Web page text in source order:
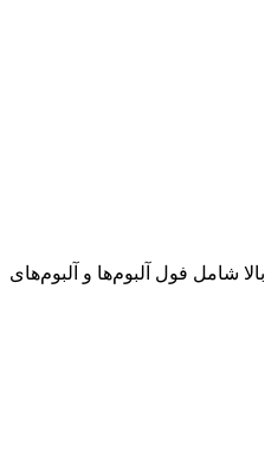
شامل فول آلبوم‌ها و آلبوم‌های